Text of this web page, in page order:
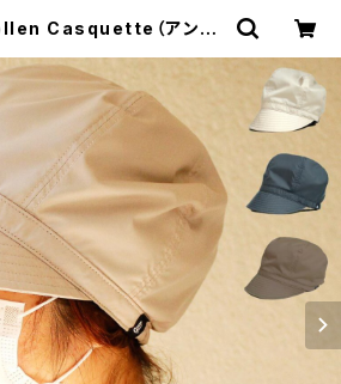
Casquette（アンチ
】 | RU WEB MART